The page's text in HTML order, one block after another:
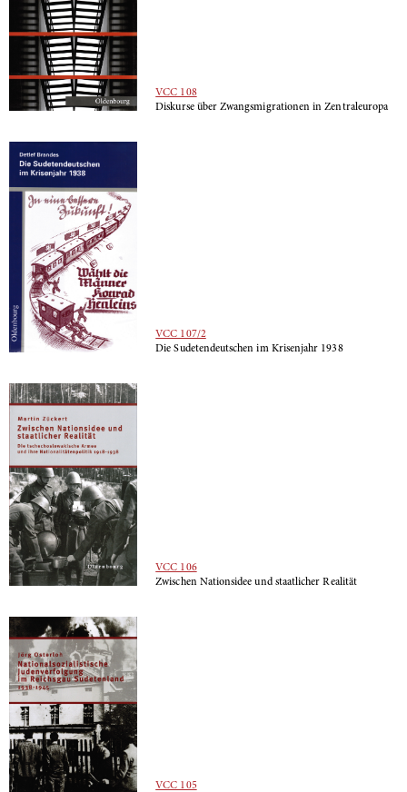
VCC 108
Diskurse über Zwangsmigrationen in Zentraleuropa
VCC 107/2
Die Sudetendeutschen im Krisenjahr 1938
VCC 106
Zwischen Nationsidee und staatlicher Realität
VCC 105